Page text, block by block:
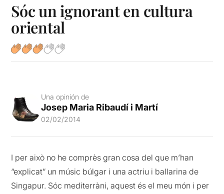
Sóc un ignorant en cultura
oriental
Una opinión de
Josep Maria Ribaudí i Martí
02/02/2014
I per això no he comprès gran cosa del que m’han
“explicat” un músic búlgar i una actriu i ballarina de
Singapur. Sóc mediterràni, aquest és el meu món i per